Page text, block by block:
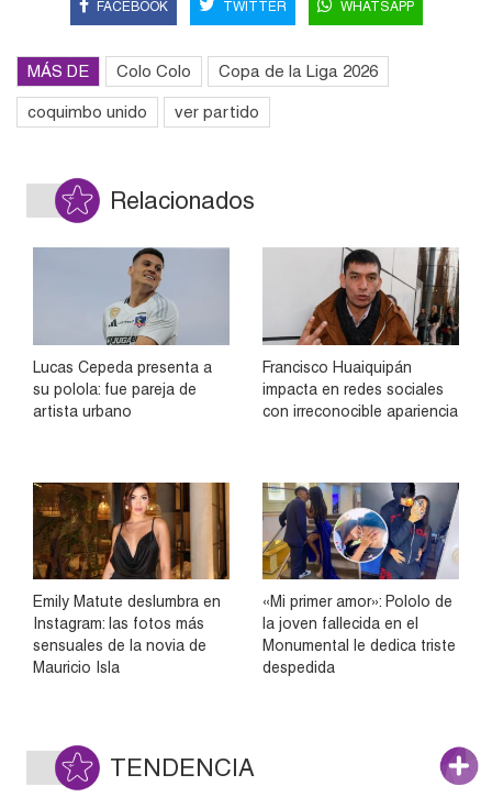
FACEBOOK TWITTER WHATSAPP
MÁS DE Colo Colo Copa de la Liga 2026
coquimbo unido ver partido
Relacionados
Lucas Cepeda presenta a
su polola: fue pareja de
artista urbano
Francisco Huaiquipán
impacta en redes sociales
con irreconocible apariencia
Emily Matute deslumbra en
Instagram: las fotos más
sensuales de la novia de
Mauricio Isla
«Mi primer amor»: Pololo de
la joven fallecida en el
Monumental le dedica triste
despedida
TENDENCIA